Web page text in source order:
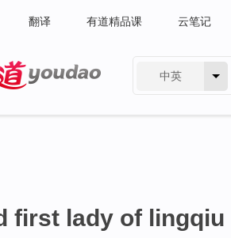
翻译 有道精品课 云笔记
中英
first lady of lingqiu